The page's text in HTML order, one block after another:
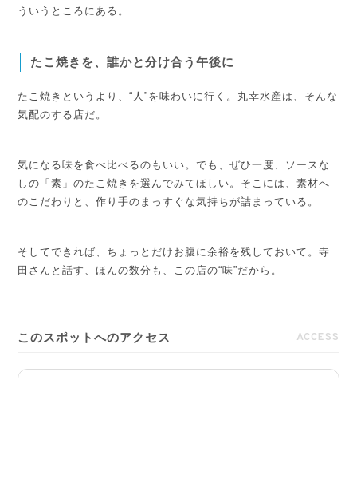
ういうところにある。
たこ焼きを、誰かと分け合う午後に
たこ焼きというより、“人”を味わいに行く。 丸幸水産は、そんな
気配のする店だ。
気になる味を食べ比べるのもいい。でも、ぜひ一度、ソースな
しの「素」のたこ焼きを選んでみてほしい。 そこには、素材へ
のこだわりと、作り手のまっすぐな気持ちが詰まっている。
そしてできれば、ちょっとだけお腹に余裕を残しておいて。寺
田さんと話す、ほんの数分も、この店の“味”だから。
このスポットへのアクセス ACCESS